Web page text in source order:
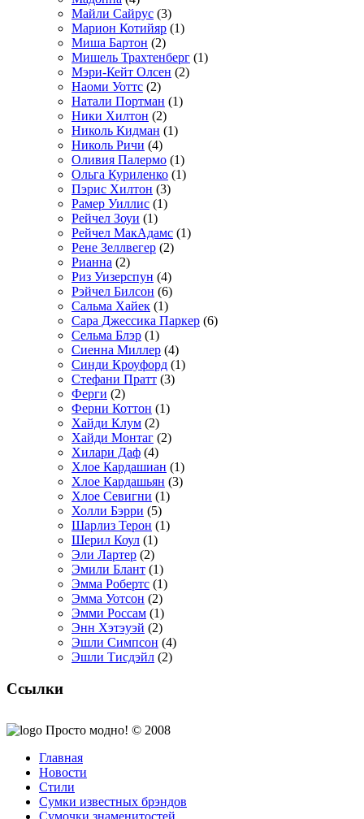
Майли Сайрус (3)
Марион Котийяр (1)
Миша Бартон (2)
Мишель Трахтенберг (1)
Мэри-Кейт Олсен (2)
Наоми Уоттс (2)
Натали Портман (1)
Ники Хилтон (2)
Николь Кидман (1)
Николь Ричи (4)
Оливия Палермо (1)
Ольга Куриленко (1)
Пэрис Хилтон (3)
Рамер Уиллис (1)
Рейчел Зоуи (1)
Рейчел МакАдамс (1)
Рене Зеллвегер (2)
Рианна (2)
Риз Уизерспун (4)
Рэйчел Билсон (6)
Сальма Хайек (1)
Сара Джессика Паркер (6)
Сельма Блэр (1)
Сиенна Миллер (4)
Синди Кроуфорд (1)
Стефани Пратт (3)
Ферги (2)
Ферни Коттон (1)
Хайди Клум (2)
Хайди Монтаг (2)
Хилари Даф (4)
Хлое Кардашиан (1)
Хлое Кардашьян (3)
Хлое Севигни (1)
Холли Бэрри (5)
Шарлиз Терон (1)
Шерил Коул (1)
Эли Лартер (2)
Эмили Блант (1)
Эмма Робертс (1)
Эмма Уотсон (2)
Эмми Россам (1)
Энн Хэтэуэй (2)
Эшли Симпсон (4)
Эшли Тисдэйл (2)
Ссылки
Просто модно! © 2008
Главная
Новости
Стили
Сумки известных брэндов